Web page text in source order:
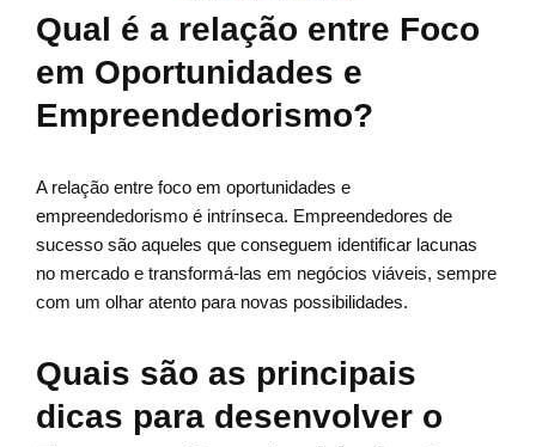
Qual é a relação entre Foco
em Oportunidades e
Empreendedorismo?
A relação entre foco em oportunidades e
empreendedorismo é intrínseca. Empreendedores de
sucesso são aqueles que conseguem identificar lacunas
no mercado e transformá-las em negócios viáveis, sempre
com um olhar atento para novas possibilidades.
Quais são as principais
dicas para desenvolver o